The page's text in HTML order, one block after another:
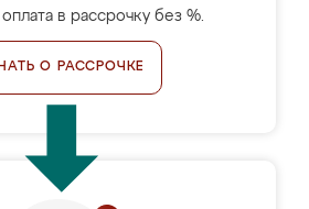
в рассрочку без %.
О РАССРОЧКЕ